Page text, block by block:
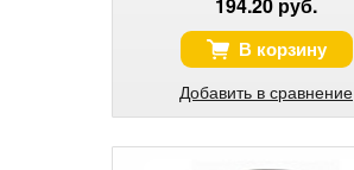
В корзину
Добавить в сравнение